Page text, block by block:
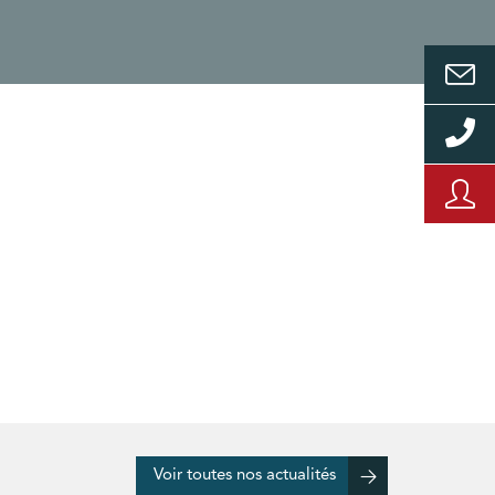
Voir toutes nos actualités